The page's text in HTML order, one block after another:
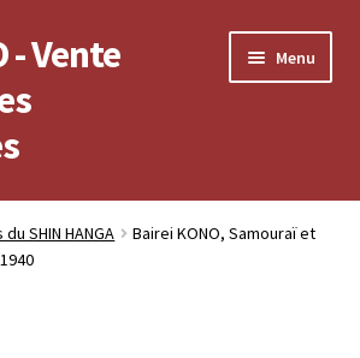
- Vente
Menu
de Livraison, règlement et retour
SHIN HANGA
Bairei KONO, Samouraï et